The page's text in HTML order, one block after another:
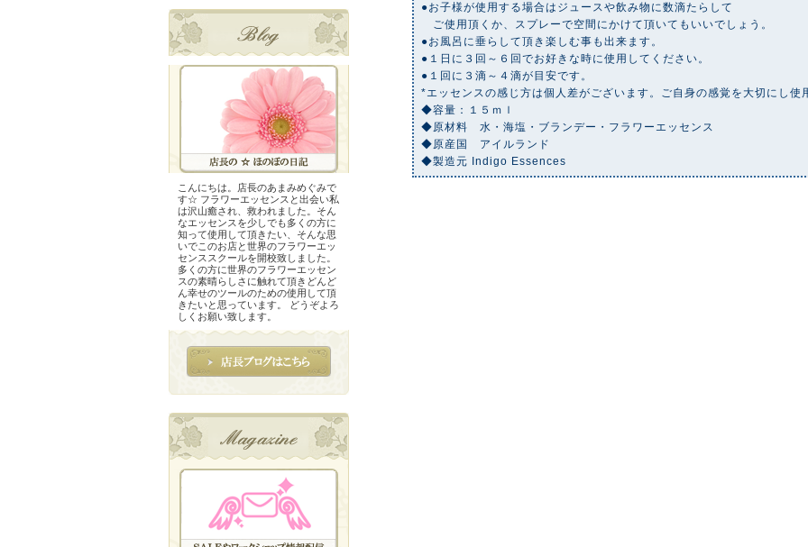
●お子様が使用する場合はジュースや飲み物に数滴たらして
ご使用頂くか、スプレーで空間にかけて頂いてもいいでしょう。
●お風呂に垂らして頂き楽しむ事も出来ます。
●１日に３回～６回でお好きな時に使用してください。
●１回に３滴～４滴が目安です。
*エッセンスの感じ方は個人差がございます。ご自身の感覚を大切にし使
◆容量：１５ｍｌ
◆原材料 水・海塩・ブランデー・フラワーエッセンス
◆原産国 アイルランド
◆製造元 Indigo Essences
こんにちは。店長のあまみめぐみで
す☆ フラワーエッセンスと出会い私
は沢山癒され、救われました。そん
なエッセンスを少しでも多くの方に
知って使用して頂きたい、そんな思
いでこのお店と世界のフラワーエッ
センススクールを開校致しました。
多くの方に世界のフラワーエッセン
スの素晴らしさに触れて頂きどんど
ん幸せのツールのための使用して頂
きたいと思っています。 どうぞよろ
しくお願い致します。